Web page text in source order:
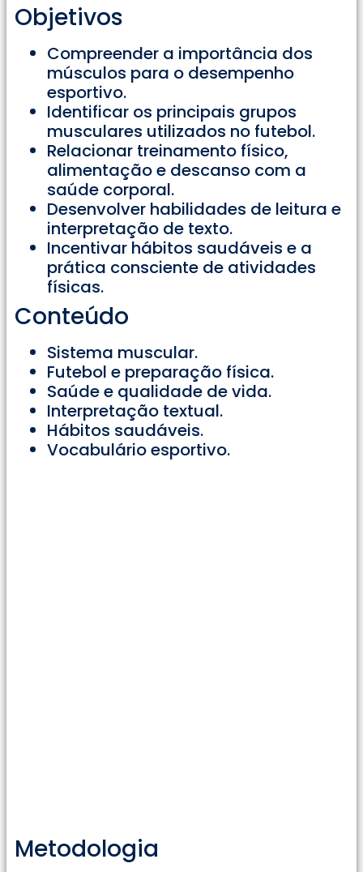
Objetivos
Compreender a importância dos
músculos para o desempenho
esportivo.
Identificar os principais grupos
musculares utilizados no futebol.
Relacionar treinamento físico,
alimentação e descanso com a
saúde corporal.
Desenvolver habilidades de leitura e
interpretação de texto.
Incentivar hábitos saudáveis e a
prática consciente de atividades
físicas.
Conteúdo
Sistema muscular.
Futebol e preparação física.
Saúde e qualidade de vida.
Interpretação textual.
Hábitos saudáveis.
Vocabulário esportivo.
Metodologia